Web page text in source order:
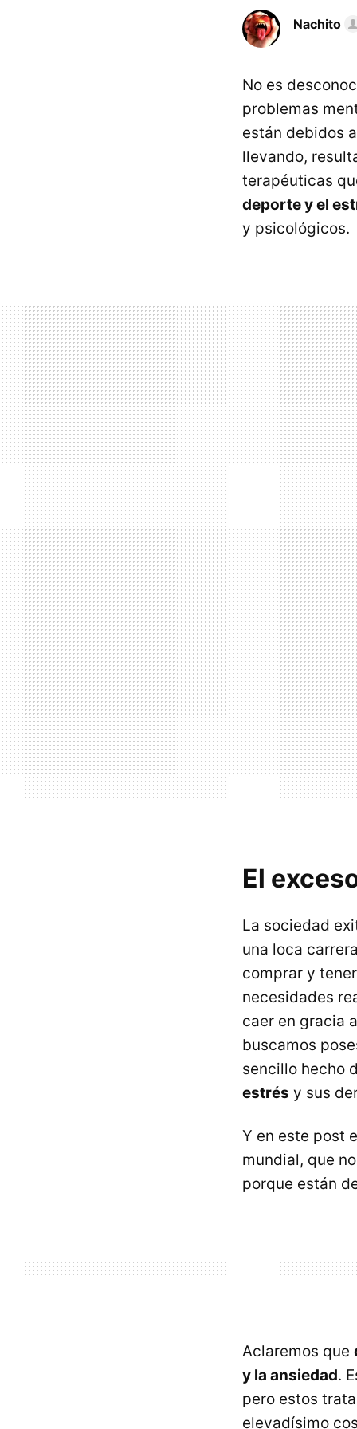
Nachito
No es
problemas
están debidos
llevando,
terapéuticas
deporte y el
y psicológicos.
El
La sociedad
una loca
comprar y
necesidades
caer en gracia
buscamos
sencillo hecho
estrés y sus
Y en este post
mundial, que
porque están
Aclaremos que
y la ansiedad.
pero estos
elevadísimo